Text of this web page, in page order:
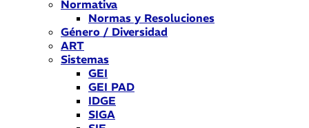
Normativa
Normas y Resoluciones
Género / Diversidad
ART
Sistemas
GEI
GEI PAD
IDGE
SIGA